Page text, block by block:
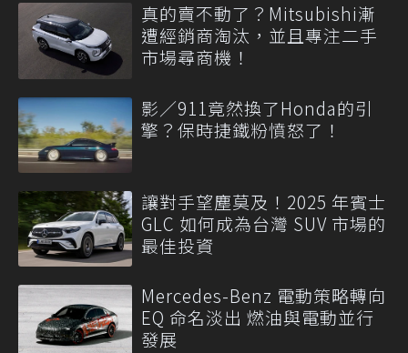
真的賣不動了？Mitsubishi漸
遭經銷商淘汰，並且專注二手
市場尋商機！
影／911竟然換了Honda的引
擎？保時捷鐵粉憤怒了！
讓對手望塵莫及！2025 年賓士
GLC 如何成為台灣 SUV 市場的
最佳投資
Mercedes-Benz 電動策略轉向
EQ 命名淡出 燃油與電動並行
發展